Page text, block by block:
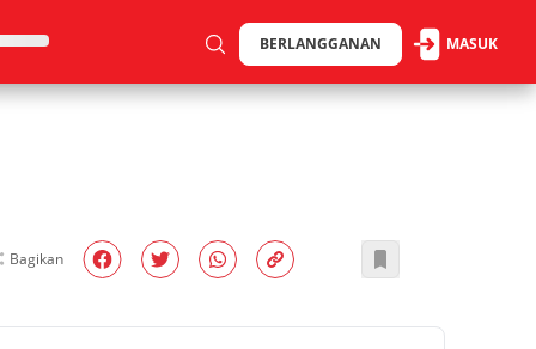
BERLANGGANAN MASUK
Bagikan